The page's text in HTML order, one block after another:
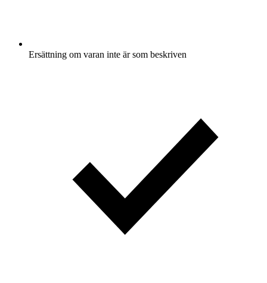
Ersättning om varan inte är som beskriven